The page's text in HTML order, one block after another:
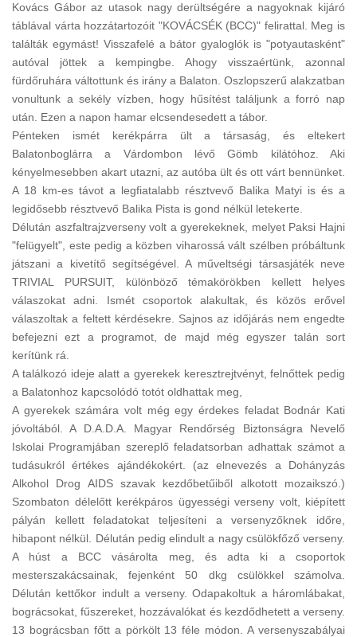
Kovács Gábor az utasok nagy derültségére a nagyoknak kijáró
táblával várta hozzátartozóit "KOVÁCSÉK (BCC)" felirattal. Meg is
találták egymást! Visszafelé a bátor gyaloglók is "potyautasként"
autóval jöttek a kempingbe. Ahogy visszaértünk, azonnal
fürdőruhára váltottunk és irány a Balaton. Oszlopszerű alakzatban
vonultunk a sekély vízben, hogy hűsítést találjunk a forró nap
után. Ezen a napon hamar elcsendesedett a tábor.
Pénteken ismét kerékpárra ült a társaság, és eltekert
Balatonboglárra a Várdombon lévő Gömb kilátóhoz. Aki
kényelmesebben akart utazni, az autóba ült és ott várt bennünket.
A 18 km-es távot a legfiatalabb résztvevő Balika Matyi is és a
legidősebb résztvevő Balika Pista is gond nélkül letekerte.
Délután aszfaltrajzverseny volt a gyerekeknek, melyet Paksi Hajni
"felügyelt", este pedig a közben viharossá vált szélben próbáltunk
játszani a kivetítő segítségével. A műveltségi társasjáték neve
TRIVIAL PURSUIT, különböző témakörökben kellett helyes
válaszokat adni. Ismét csoportok alakultak, és közös erővel
válaszoltak a feltett kérdésekre. Sajnos az időjárás nem engedte
befejezni ezt a programot, de majd még egyszer talán sort
kerítünk rá.
A találkozó ideje alatt a gyerekek keresztrejtvényt, felnőttek pedig
a Balatonhoz kapcsolódó totót oldhattak meg,
A gyerekek számára volt még egy érdekes feladat Bodnár Kati
jóvoltából. A D.A.D.A. Magyar Rendőrség Biztonságra Nevelő
Iskolai Programjában szereplő feladatsorban adhattak számot a
tudásukról értékes ajándékokért. (az elnevezés a Dohányzás
Alkohol Drog AIDS szavak kezdőbetűiből alkotott mozaikszó.)
Szombaton délelőtt kerékpáros ügyességi verseny volt, kiépített
pályán kellett feladatokat teljesíteni a versenyzőknek időre,
hibapont nélkül. Délután pedig elindult a nagy csülökfőző verseny.
A húst a BCC vásárolta meg, és adta ki a csoportok
mesterszakácsainak, fejenként 50 dkg csülökkel számolva.
Délután kettőkor indult a verseny. Odapakoltuk a háromlábakat,
bográcsokat, fűszereket, hozzávalókat és kezdődhetett a verseny.
13 bográcsban főtt a pörkölt 13 féle módon. A versenyszabályai